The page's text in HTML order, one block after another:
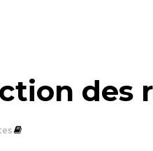
des